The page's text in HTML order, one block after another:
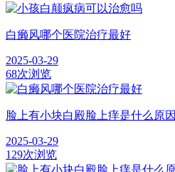
白癞风哪个医院治疗最好
2025-03-29
68次浏览
脸上有小块白殿脸上痒是什么原因
2025-03-29
129次浏览